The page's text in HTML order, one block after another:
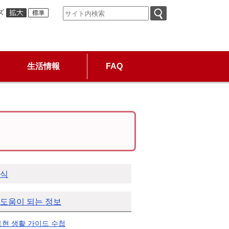
生活情報 FAQ
움이 되는 정보
현 생활 가이드 수첩